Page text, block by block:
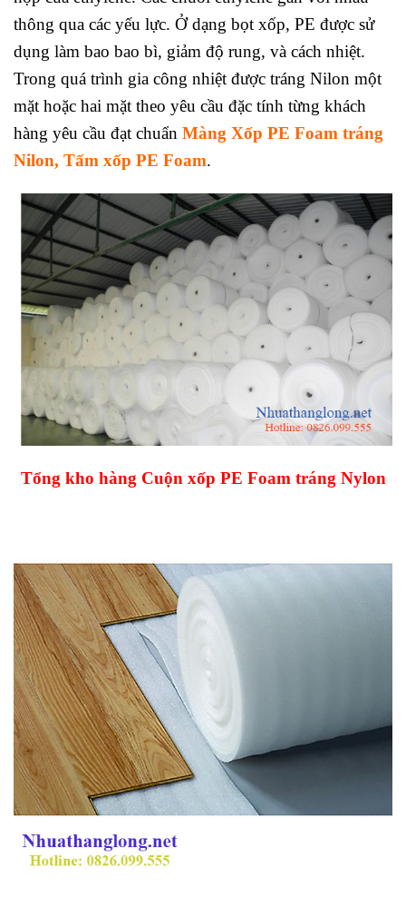
thông qua các yếu lực. Ở dạng bọt xốp, PE được sử
dụng làm bao bao bì, giảm độ rung, và cách nhiệt.
Trong quá trình gia công nhiệt được tráng Nilon một
mặt hoặc hai mặt theo yêu cầu đặc tính từng khách
hàng yêu cầu đạt chuẩn Màng Xốp PE Foam tráng
Nilon, Tấm xốp PE Foam.
Tổng kho hàng Cuộn xốp PE Foam tráng Nylon